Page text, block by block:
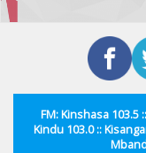
FM: Kinshasa 103.5
Kindu 103.0 ::